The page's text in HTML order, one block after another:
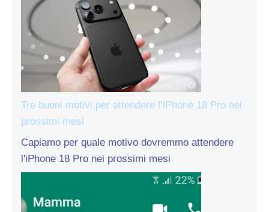
Tre buoni motivi per attendere l’iPhone 18 Pro nei
prossimi mesi
Capiamo per quale motivo dovremmo attendere
l'iPhone 18 Pro nei prossimi mesi